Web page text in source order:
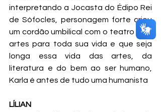
interpretando a Jocasta do Édipo Rei
de Sófocles, personagem forte criou
um cordão umbilical com o teatro e às
artes para toda sua vida e que seja
longa essa vida das artes, da
literatura e do bem ao ser humano,
Karla é antes de tudo uma humanista
LÍLIAN